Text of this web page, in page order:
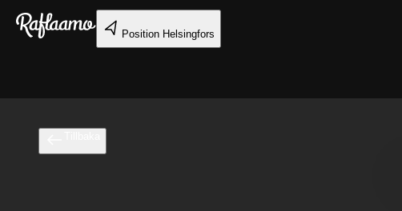
Gå till huvudinnehållet
Position Helsingfors